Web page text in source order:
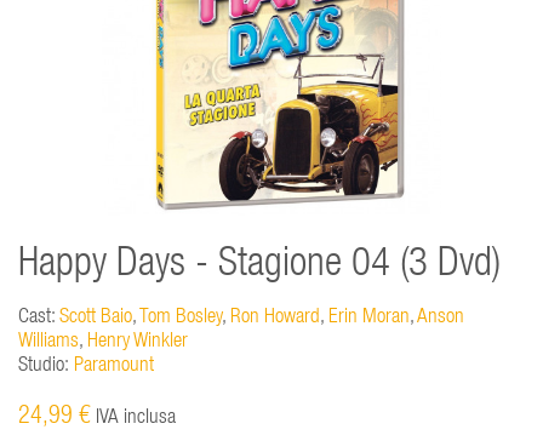
Happy Days - Stagione 04 (3 Dvd)
Cast: Scott Baio, Tom Bosley, Ron Howard, Erin Moran,Anson
Williams, Henry Winkler
Studio: Paramount
24,99 € IVA inclusa